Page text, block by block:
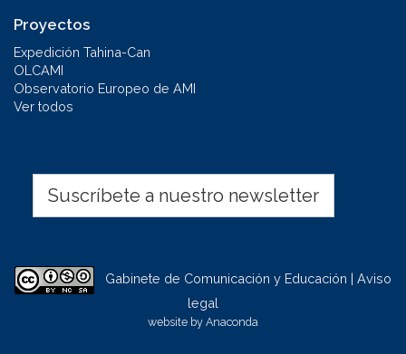
Proyectos
Expedición Tahina-Can
OLCAMI
Observatorio Europeo de AMI
Ver todos
Suscríbete a nuestro newsletter
Gabinete de Comunicación y Educación | Aviso
legal
website by Anaconda